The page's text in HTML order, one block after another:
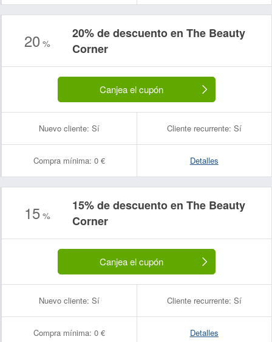
20 %
20% de descuento en The Beauty
Corner
Canjea el cupón
Nuevo cliente: Sí Cliente recurrente: Sí
Compra mínima: 0 € Detalles
15 %
15% de descuento en The Beauty
Corner
Canjea el cupón
Nuevo cliente: Sí Cliente recurrente: Sí
Compra mínima: 0 € Detalles
Nombre:
Correo electrónico: